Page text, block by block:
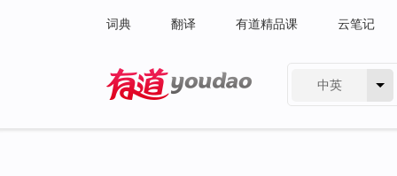
词典 翻译 有道精品课 云笔记
中英